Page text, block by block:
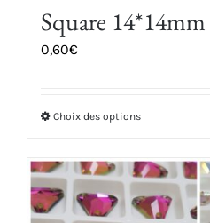
Square 14*14mm
0,60€
Choix des optionsCe
a
plusieurs